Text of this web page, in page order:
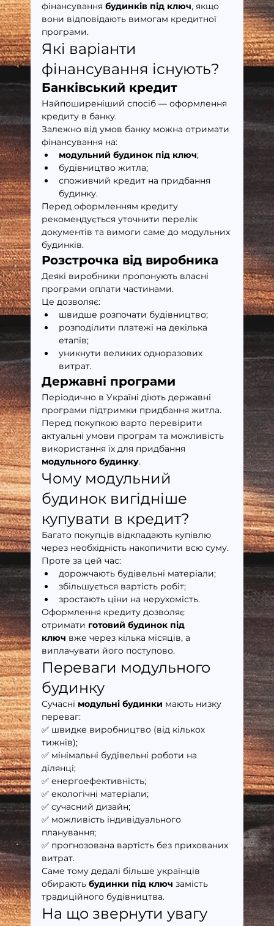
фінансування будинків під ключ, якщо
вони відповідають вимогам кредитної
програми.
Які варіанти
фінансування існують?
Банківський кредит
Найпоширеніший спосіб — оформлення
кредиту в банку.
Залежно від умов банку можна отримати
фінансування на:
модульний будинок під ключ;
будівництво житла;
споживчий кредит на придбання
будинку.
Перед оформленням кредиту
рекомендується уточнити перелік
документів та вимоги саме до модульних
будинків.
Розстрочка від виробника
Деякі виробники пропонують власні
програми оплати частинами.
Це дозволяє:
швидше розпочати будівництво;
розподілити платежі на декілька
етапів;
уникнути великих одноразових
витрат.
Державні програми
Періодично в Україні діють державні
програми підтримки придбання житла.
Перед покупкою варто перевірити
актуальні умови програм та можливість
використання їх для придбання
модульного будинку.
Чому модульний
будинок вигідніше
купувати в кредит?
Багато покупців відкладають купівлю
через необхідність накопичити всю суму.
Проте за цей час:
дорожчають будівельні матеріали;
збільшується вартість робіт;
зростають ціни на нерухомість.
Оформлення кредиту дозволяє
отримати готовий будинок під
ключ вже через кілька місяців, а
виплачувати його поступово.
Переваги модульного
будинку
Сучасні модульні будинки мають низку
переваг:
✅ швидке виробництво (від кількох
тижнів);
✅ мінімальні будівельні роботи на
ділянці;
✅ енергоефективність;
✅ екологічні матеріали;
✅ сучасний дизайн;
✅ можливість індивідуального
планування;
✅ прогнозована вартість без прихованих
витрат.
Саме тому дедалі більше українців
обирають будинки під ключ замість
традиційного будівництва.
На що звернути увагу